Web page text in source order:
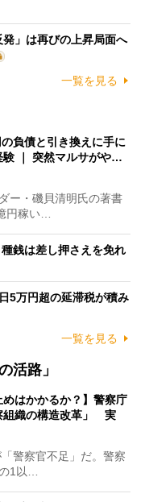
」は再びの上昇局面へ
一覧を見る
負債と引き換えに手に
験 ｜ 突然マルサがや…
ー・磯貝清明氏の著書
円稼い…
銭は差し押さえを免れ
5万円超の延滞税が積み
一覧を見る
活路」
めはかかるか？】警察庁
組織の構造改革」 実
警察官不足」だ。警察
1以…